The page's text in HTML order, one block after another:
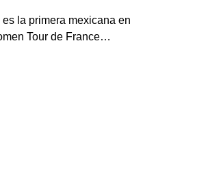
la primera mexicana en
Tour de France…